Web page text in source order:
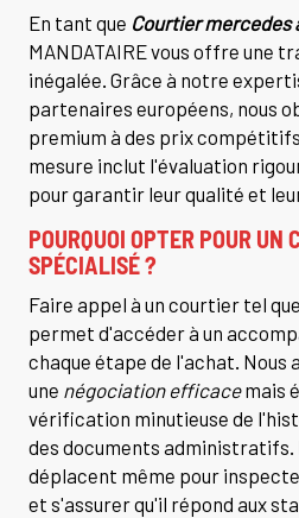
En tant que Courtier mercedes
MANDATAIRE vous offre une
inégalée. Grâce à notre
partenaires européens, nous
premium à des prix
mesure inclut l'évaluation
pour garantir leur qualité et
POURQUOI OPTER POUR UN
SPÉCIALISÉ ?
Faire appel à un courtier tel
permet d'accéder à un
chaque étape de l'achat. Nous
une négociation efficacemais
vérification minutieuse de
des documents administratifs.
déplacent même pour
et s'assurer qu'il répond aux